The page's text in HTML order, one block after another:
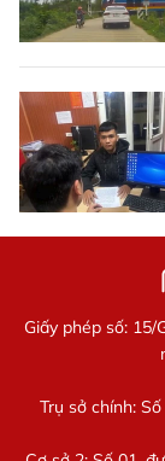
Giấy phép số:
Trụ sở chính: